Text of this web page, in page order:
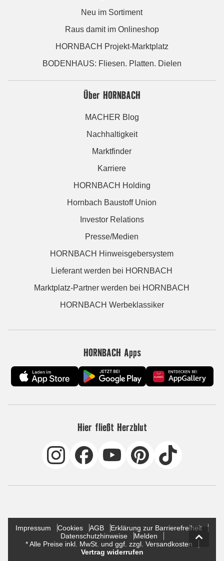
Neu im Sortiment
Raus damit im Onlineshop
HORNBACH Projekt-Marktplatz
BODENHAUS: Fliesen. Platten. Dielen
Über HORNBACH
MACHER Blog
Nachhaltigkeit
Marktfinder
Karriere
HORNBACH Holding
Hornbach Baustoff Union
Investor Relations
Presse/Medien
HORNBACH Hinweisgebersystem
Lieferant werden bei HORNBACH
Marktplatz-Partner werden bei HORNBACH
HORNBACH Werbeklassiker
HORNBACH Apps
Hier fließt Herzblut
Impressum Cookies AGB
Erklärung zur Barrierefreiheit
Datenschutzhinweise
Melden
* Alle Preise inkl. MwSt. und ggf. zzgl. Versandkosten
Vertrag widerrufen